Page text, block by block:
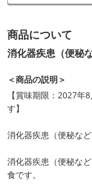
商品について
消化器疾患（便秘
＜商品の説明＞
【賞味期限：2027年
す】
消化器疾患（便秘な
消化器疾患（便秘な
食です。